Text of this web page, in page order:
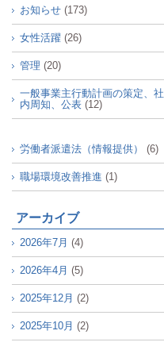
お知らせ (173)
女性活躍 (26)
管理 (20)
一般事業主行動計画の策定、社
内周知、公表 (12)
労働者派遣法（情報提供） (6)
職場環境改善推進 (1)
アーカイブ
2026年7月 (4)
2026年4月 (5)
2025年12月 (2)
2025年10月 (2)